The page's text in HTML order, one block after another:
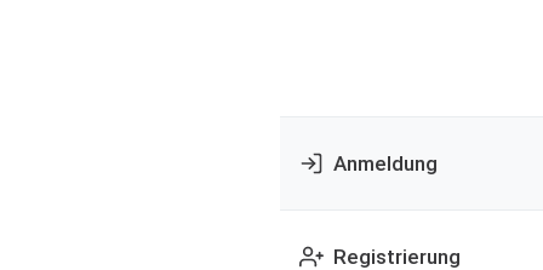
Anmeldung
Registrierung